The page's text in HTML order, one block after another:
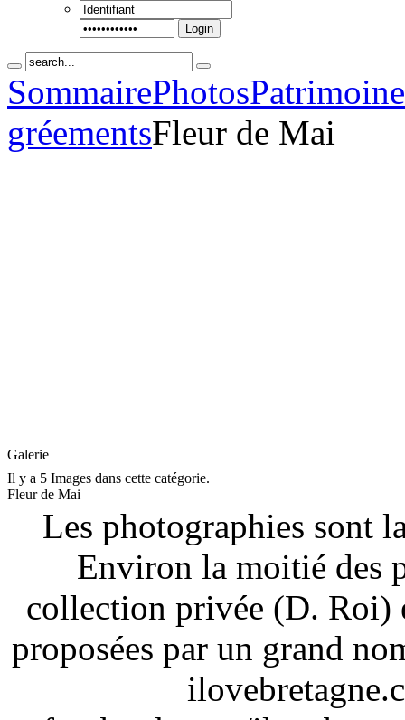
Login
SommairePhotos
gréementsFleur de Mai
Galerie
Il y a 5 Images dans cette catégorie.
Fleur de Mai
Les photographies sont
Environ la moitié des
collection privée (D. Roi)
proposées par un grand